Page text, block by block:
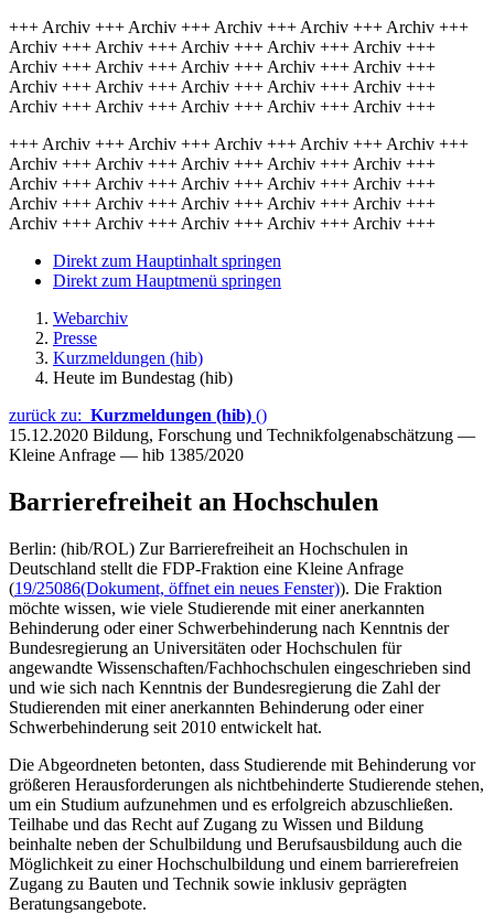
+++ Archiv +++ Archiv +++ Archiv +++ Archiv +++ Archiv +++
Archiv +++ Archiv +++ Archiv +++ Archiv +++ Archiv +++
Archiv +++ Archiv +++ Archiv +++ Archiv +++ Archiv +++
Archiv +++ Archiv +++ Archiv +++ Archiv +++ Archiv +++
Archiv +++ Archiv +++ Archiv +++ Archiv +++ Archiv +++
+++ Archiv +++ Archiv +++ Archiv +++ Archiv +++ Archiv +++
Archiv +++ Archiv +++ Archiv +++ Archiv +++ Archiv +++
Archiv +++ Archiv +++ Archiv +++ Archiv +++ Archiv +++
Archiv +++ Archiv +++ Archiv +++ Archiv +++ Archiv +++
Archiv +++ Archiv +++ Archiv +++ Archiv +++ Archiv +++
Direkt zum Hauptinhalt springen
Direkt zum Hauptmenü springen
Webarchiv
Presse
Kurzmeldungen (hib)
Heute im Bundestag (hib)
zurück zu: Kurzmeldungen (hib) ()
15.12.2020 Bildung, Forschung und Technikfolgenabschätzung —
Kleine Anfrage — hib 1385/2020
Barrierefreiheit an Hochschulen
Berlin: (hib/ROL) Zur Barrierefreiheit an Hochschulen in
Deutschland stellt die FDP-Fraktion eine Kleine Anfrage
(19/25086(Dokument, öffnet ein neues Fenster)). Die Fraktion
möchte wissen, wie viele Studierende mit einer anerkannten
Behinderung oder einer Schwerbehinderung nach Kenntnis der
Bundesregierung an Universitäten oder Hochschulen für
angewandte Wissenschaften/Fachhochschulen eingeschrieben sind
und wie sich nach Kenntnis der Bundesregierung die Zahl der
Studierenden mit einer anerkannten Behinderung oder einer
Schwerbehinderung seit 2010 entwickelt hat.
Die Abgeordneten betonten, dass Studierende mit Behinderung vor
größeren Herausforderungen als nichtbehinderte Studierende stehen,
um ein Studium aufzunehmen und es erfolgreich abzuschließen.
Teilhabe und das Recht auf Zugang zu Wissen und Bildung
beinhalte neben der Schulbildung und Berufsausbildung auch die
Möglichkeit zu einer Hochschulbildung und einem barrierefreien
Zugang zu Bauten und Technik sowie inklusiv geprägten
Beratungsangebote.